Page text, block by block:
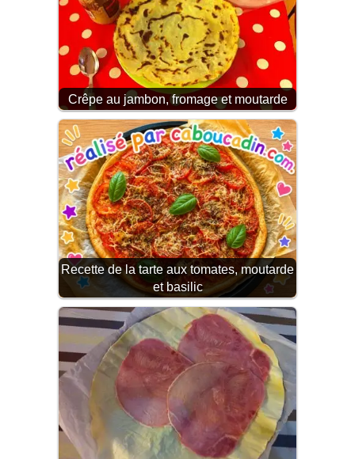
Crêpe au jambon, fromage et moutarde
Recette de la tarte aux tomates, moutarde
et basilic